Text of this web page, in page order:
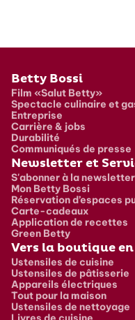
Pied de page
Betty Bossi
Film «Salut Betty»
Spectacle culinaire et
Entreprise
Carrière & jobs
Durabilité
Communiqués de presse
Newsletter et
S'abonner à la newsletter
Mon Betty Bossi
Réservation d’espaces
Carte-cadeaux
Application de recettes
Green Betty
Vers la boutique
Ustensiles de cuisine
Ustensiles de pâtisserie
Appareils électriques
Tout pour la maison
Ustensiles de nettoyage